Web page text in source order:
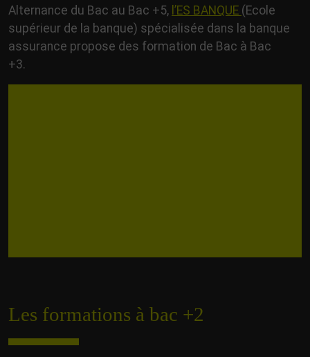
Alternance du Bac au Bac +5, l’ES BANQUE (Ecole
supérieur de la banque) spécialisée dans la banque
assurance propose des formation de Bac à Bac
+3.
Les formations à bac +2